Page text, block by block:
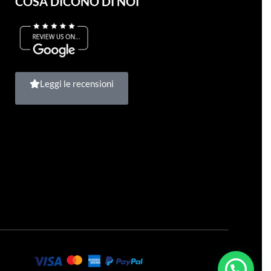
Leggi le recensioni